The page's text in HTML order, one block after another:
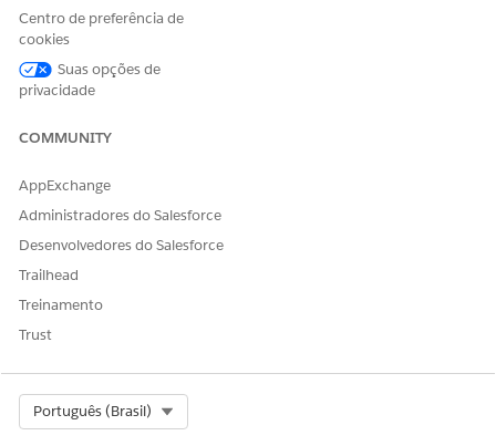
Centro de preferência de
cookies
Suas opções de
privacidade
COMMUNITY
AppExchange
Administradores do Salesforce
Desenvolvedores do Salesforce
Trailhead
Treinamento
Trust
Português (Brasil)